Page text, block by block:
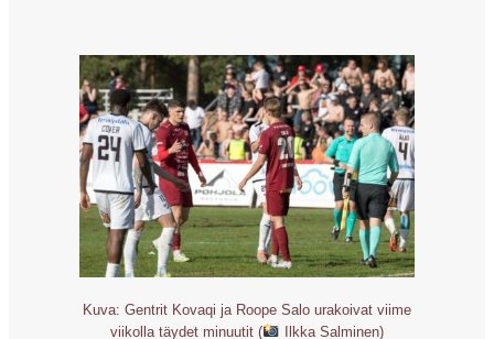
Kuva: Gentrit Kovaqi ja Roope Salo urakoivat viime
viikolla täydet minuutit (
Ilkka Salminen)